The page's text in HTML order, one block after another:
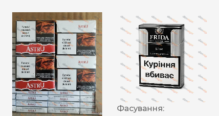
Фасування: